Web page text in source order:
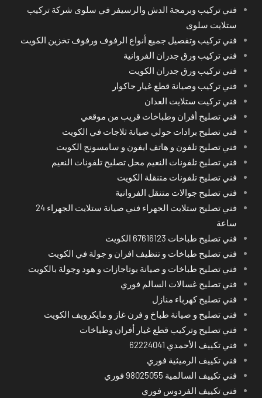
فني تركيب وبرمجة الدش والرسيفر في سلوى شركة تركيب
ستلايت سلوى
فني تركيب وتفصيل جميع أنواع الرفوف ورفوف تخزين الكويت
فني تركيب ورق جدران الفروانية
فني تركيب ورق جدران الكويت
فني تركيب وصيانة قطع غيار جاكوار
فني تركيت ستلايت العدان
فني تصليح أفران وطباخات قريب من موقعي
فني تصليح برادات حولي صيانة ثلاجات في الكويت
فني تصليح تلفون و هاتف ايفون و سامسونج الكويت
فني تصليح تلفونات النعيم محل تصليح تلفونات النعيم
فني تصليح تلفونات متنقلة الكويت
فني تصليح جوالات متنقل الفروانية
فني تصليح ستلايت الجهراء فني صيانة ستلايت الجهراء 24
ساعة
فني تصليح طباخات 67616123 الكويت
فني تصليح طباخات و تنظيف افران و جولة في الكويت
فني تصليح طباخات و صيانة بوتاجازات و هود وجولة بالكويت
فني تصليح غسالات السالم فوري
فني تصليح كهرباء منازل
فني تصليح و صيانة طباخ و فرن غاز و مايكرويف الكويت
فني تصليح وتركيب قطع غيار أفران وطباخات
فني تكييف الأحمدي 62224041
فني تكييف الرميثية فوري
فني تكييف السالمية 98025055 فوري
فني تكييف الفردوس فوري